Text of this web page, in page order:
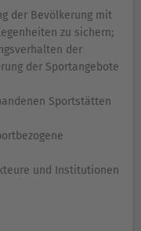
der Bevölkerung mit
zu sichern;
der
der Sportangebote
Sportstätten
und Institutionen